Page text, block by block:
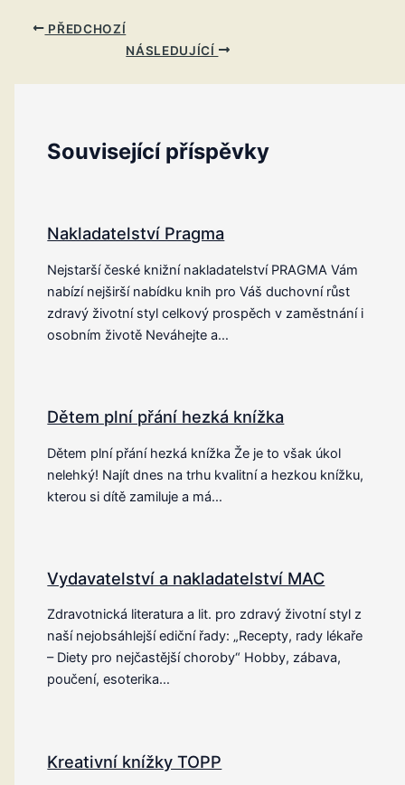
PŘEDCHOZÍ
NÁSLEDUJÍCÍ
Související příspěvky
Nakladatelství Pragma
Nejstarší české knižní nakladatelství PRAGMA Vám
nabízí nejširší nabídku knih pro Váš duchovní růst
zdravý životní styl celkový prospěch v zaměstnání i
osobním životě Neváhejte a…
Dětem plní přání hezká knížka
Dětem plní přání hezká knížka Že je to však úkol
nelehký! Najít dnes na trhu kvalitní a hezkou knížku,
kterou si dítě zamiluje a má…
Vydavatelství a nakladatelství MAC
Zdravotnická literatura a lit. pro zdravý životní styl z
naší nejobsáhlejší ediční řady: „Recepty, rady lékaře
– Diety pro nejčastější choroby“ Hobby, zábava,
poučení, esoterika…
Kreativní knížky TOPP